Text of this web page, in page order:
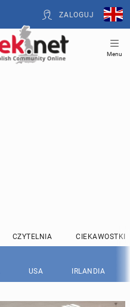
ZALOGUJ
Menu
CZYTELNIA CIEKAWOSTKI
USA IRLANDIA